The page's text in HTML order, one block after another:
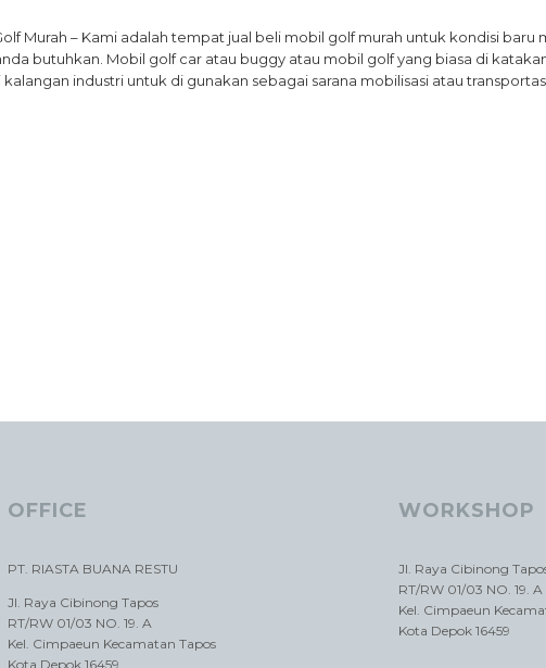
Murah – Kami adalah tempat jual beli mobil golf murah untuk kondisi
butuhkan. Mobil golf car atau buggy atau mobil golf yang biasa di
industri untuk di gunakan sebagai sarana mobilisasi atau
OFFICE
PT. RIASTA BUANA RESTU
Jl. Raya Cibinong Tapos
RT/RW 01/03 NO. 19. A
Kel. Cimpaeun Kecamatan Tapos
Kota Depok 16459
WORKSHOP
Jl. Raya Cibinong
RT/RW 01/03 NO. 19. A
Kel. Cimpaeun
Kota Depok 16459